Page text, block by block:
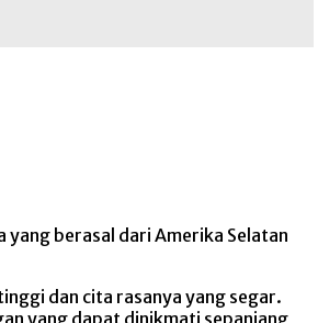
yang berasal dari Amerika Selatan
dan cita rasanya yang segar.
yang dapat dinikmati sepanjang